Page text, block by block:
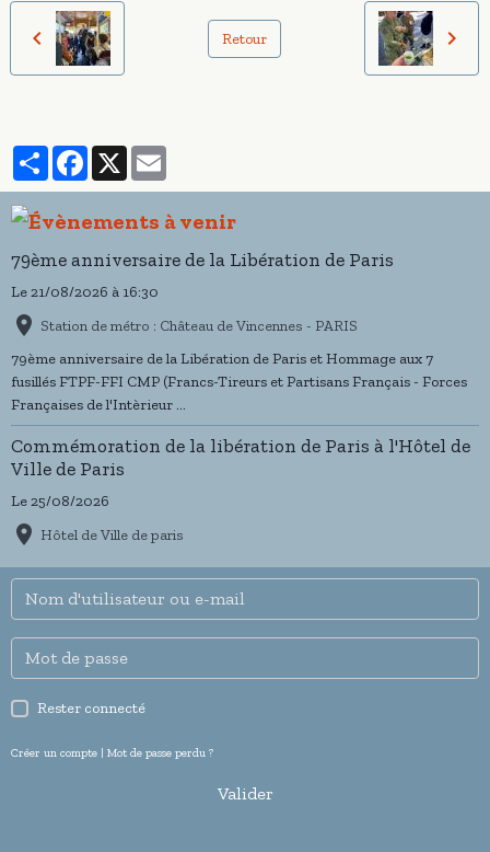
Retour
PartagerFacebook
X
79ème anniversaire de la Libération de Paris
Le 21/08/2026 à 16:30
Station de métro : Château de Vincennes - PARIS
79ème anniversaire de la Libération de Paris et Hommage aux 7
fusillés FTPF-FFI CMP (Francs-Tireurs et Partisans Français - Forces
Françaises de l'Intèrieur ...
Commémoration de la libération de Paris à l'Hôtel de
Ville de Paris
Le 25/08/2026
Hôtel de Ville de paris
Rester connecté
Créer un compte | Mot de passe perdu ?
Valider